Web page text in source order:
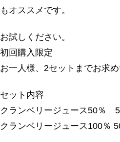
もオススメです。
お試しください。
初回購入限定
お一人様、2セットまでお求め
セット内容
クランベリージュース50％
クランベリージュース100％